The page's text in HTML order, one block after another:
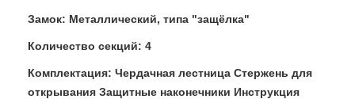
Замок: Металлический, типа "защёлка"
Количество секций: 4
Комплектация: Чердачная лестница Стержень для
открывания Защитные наконечники Инструкция